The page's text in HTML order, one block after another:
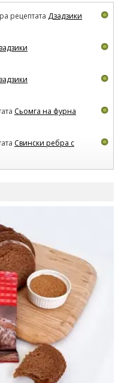
рецептата Дзадзики
Сьомга на фурна
Свински ребра с